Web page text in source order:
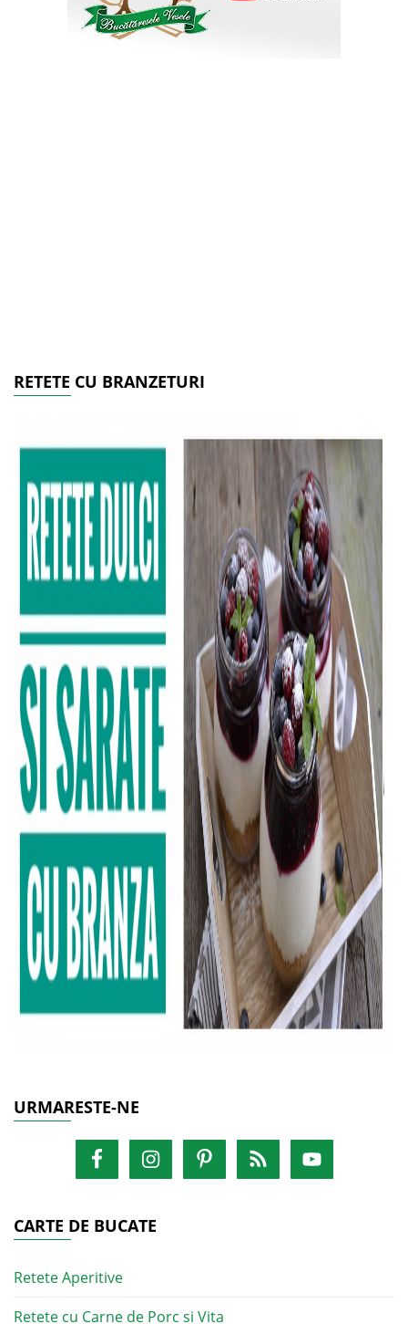
RETETE CU BRANZETURI
URMARESTE-NE
CARTE DE BUCATE
Retete Aperitive
Retete cu Carne de Porc si Vita